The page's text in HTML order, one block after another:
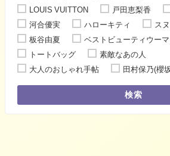
LOUIS VUITTON
戸田恵梨香
河合優実
ハローキティ
ス
板谷由夏
ベストビューティウー
トートバッグ
素敵なあの人
大人のおしゃれ手帖
田村保乃(櫻
検索